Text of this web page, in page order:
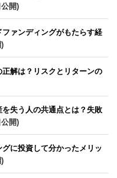
開)
ァンディングがもたらす経
正解は？リスクとリターンの
を失う人の共通点とは？失敗
開)
グに投資して分かったメリッ